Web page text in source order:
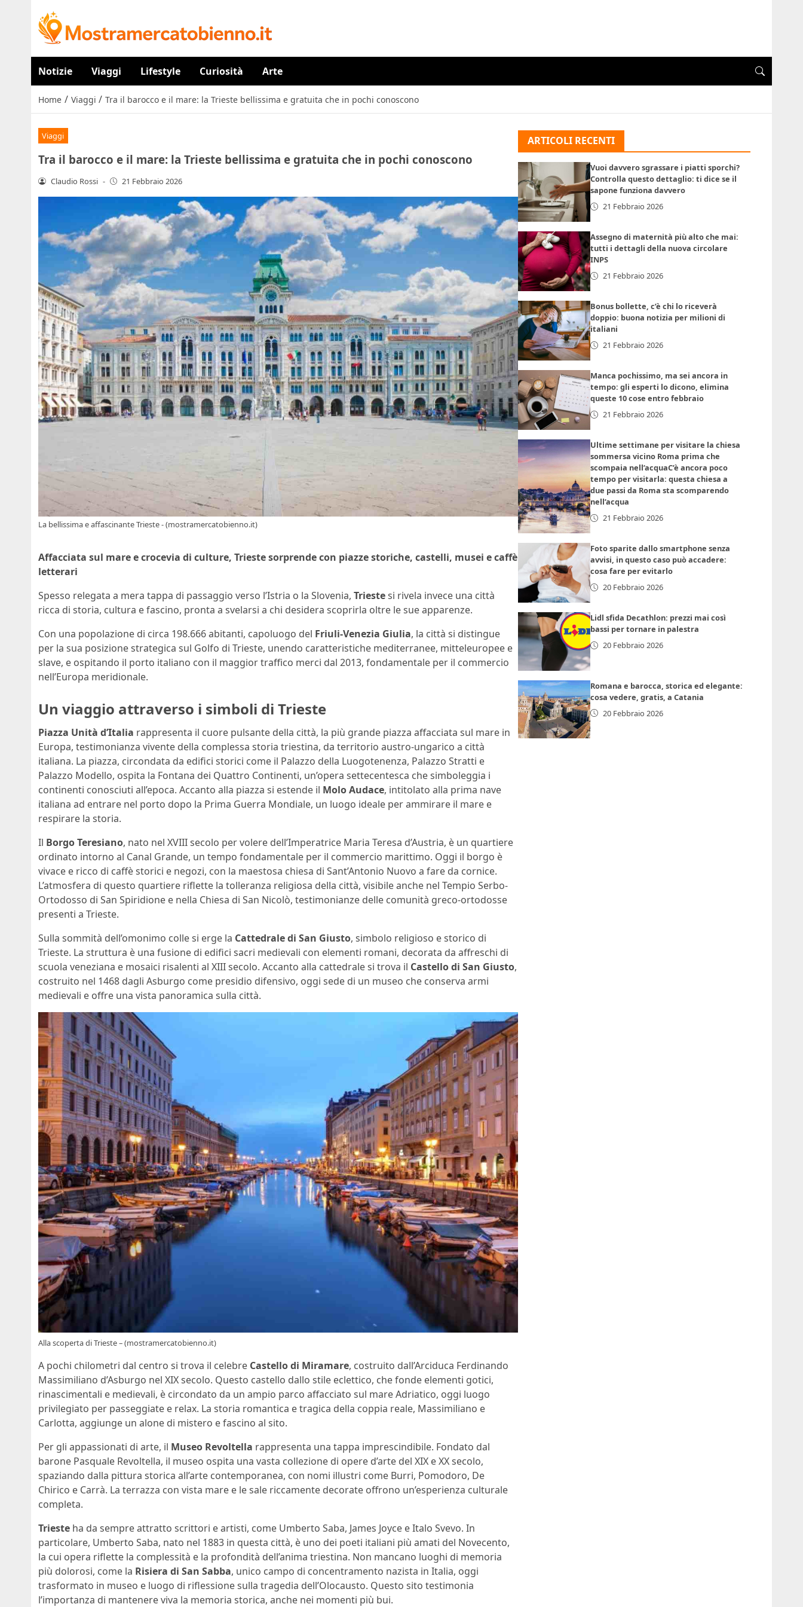
Notizie Viaggi Lifestyle Curiosità Arte
Home / Viaggi / Tra il barocco e il mare: la Trieste bellissima e gratuita che in pochi conoscono
Viaggi
Tra il barocco e il mare: la Trieste bellissima e gratuita che in pochi conoscono
Claudio Rossi - 21 Febbraio 2026
La bellissima e affascinante Trieste - (mostramercatobienno.it)
Affacciata sul mare e crocevia di culture, Trieste sorprende con piazze storiche, castelli, musei e caffè
letterari
Spesso relegata a mera tappa di passaggio verso l’Istria o la Slovenia, Triestesi rivela invece una città
ricca di storia, cultura e fascino, pronta a svelarsi a chi desidera scoprirla oltre le sue apparenze.
Con una popolazione di circa 198.666 abitanti, capoluogo del Friuli-Venezia Giulia, la città si distingue
per la sua posizione strategica sul Golfo di Trieste, unendo caratteristiche mediterranee, mitteleuropee e
slave, e ospitando il porto italiano con il maggior traffico merci dal 2013, fondamentale per il commercio
nell’Europa meridionale.
Un viaggio attraverso i simboli di Trieste
Piazza Unità d’Italia rappresenta il cuore pulsante della città, la più grande piazza affacciata sul mare in
Europa, testimonianza vivente della complessa storia triestina, da territorio austro-ungarico a città
italiana. La piazza, circondata da edifici storici come il Palazzo della Luogotenenza, Palazzo Stratti e
Palazzo Modello, ospita la Fontana dei Quattro Continenti, un’opera settecentesca che simboleggia i
continenti conosciuti all’epoca. Accanto alla piazza si estende il Molo Audace, intitolato alla prima nave
italiana ad entrare nel porto dopo la Prima Guerra Mondiale, un luogo ideale per ammirare il mare e
respirare la storia.
Il Borgo Teresiano, nato nel XVIII secolo per volere dell’Imperatrice Maria Teresa d’Austria, è un quartiere
ordinato intorno al Canal Grande, un tempo fondamentale per il commercio marittimo. Oggi il borgo è
vivace e ricco di caffè storici e negozi, con la maestosa chiesa di Sant’Antonio Nuovo a fare da cornice.
L’atmosfera di questo quartiere riflette la tolleranza religiosa della città, visibile anche nel Tempio Serbo-
Ortodosso di San Spiridione e nella Chiesa di San Nicolò, testimonianze delle comunità greco-ortodosse
presenti a Trieste.
Sulla sommità dell’omonimo colle si erge la Cattedrale di San Giusto, simbolo religioso e storico di
Trieste. La struttura è una fusione di edifici sacri medievali con elementi romani, decorata da affreschi di
scuola veneziana e mosaici risalenti al XIII secolo. Accanto alla cattedrale si trova il Castello di San Giusto,
costruito nel 1468 dagli Asburgo come presidio difensivo, oggi sede di un museo che conserva armi
medievali e offre una vista panoramica sulla città.
Alla scoperta di Trieste – (mostramercatobienno.it)
A pochi chilometri dal centro si trova il celebre Castello di Miramare, costruito dall’Arciduca Ferdinando
Massimiliano d’Asburgo nel XIX secolo. Questo castello dallo stile eclettico, che fonde elementi gotici,
rinascimentali e medievali, è circondato da un ampio parco affacciato sul mare Adriatico, oggi luogo
privilegiato per passeggiate e relax. La storia romantica e tragica della coppia reale, Massimiliano e
Carlotta, aggiunge un alone di mistero e fascino al sito.
Per gli appassionati di arte, il Museo Revoltella rappresenta una tappa imprescindibile. Fondato dal
barone Pasquale Revoltella, il museo ospita una vasta collezione di opere d’arte del XIX e XX secolo,
spaziando dalla pittura storica all’arte contemporanea, con nomi illustri come Burri, Pomodoro, De
Chirico e Carrà. La terrazza con vista mare e le sale riccamente decorate offrono un’esperienza culturale
completa.
Trieste ha da sempre attratto scrittori e artisti, come Umberto Saba, James Joyce e Italo Svevo. In
particolare, Umberto Saba, nato nel 1883 in questa città, è uno dei poeti italiani più amati del Novecento,
la cui opera riflette la complessità e la profondità dell’anima triestina. Non mancano luoghi di memoria
più dolorosi, come la Risiera di San Sabba, unico campo di concentramento nazista in Italia, oggi
trasformato in museo e luogo di riflessione sulla tragedia dell’Olocausto. Questo sito testimonia
l’importanza di mantenere viva la memoria storica, anche nei momenti più bui.
ARTICOLI RECENTI
Vuoi davvero sgrassare i piatti sporchi?
Controlla questo dettaglio: ti dice se il
sapone funziona davvero
21 Febbraio 2026
Assegno di maternità più alto che mai:
tutti i dettagli della nuova circolare
INPS
21 Febbraio 2026
Bonus bollette, c’è chi lo riceverà
doppio: buona notizia per milioni di
italiani
21 Febbraio 2026
Manca pochissimo, ma sei ancora in
tempo: gli esperti lo dicono, elimina
queste 10 cose entro febbraio
21 Febbraio 2026
Ultime settimane per visitare la chiesa
sommersa vicino Roma prima che
scompaia nell’acquaC’è ancora poco
tempo per visitarla: questa chiesa a
due passi da Roma sta scomparendo
nell’acqua
21 Febbraio 2026
Foto sparite dallo smartphone senza
avvisi, in questo caso può accadere:
cosa fare per evitarlo
20 Febbraio 2026
Lidl sfida Decathlon: prezzi mai così
bassi per tornare in palestra
20 Febbraio 2026
Romana e barocca, storica ed elegante:
cosa vedere, gratis, a Catania
20 Febbraio 2026